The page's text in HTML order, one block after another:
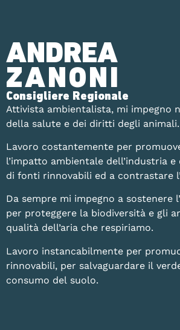
ANDREA
ZANONI
Consigliere Regionale
Attivista ambientalista, mi impegno
della salute e dei diritti degli animali.
Lavoro costantemente per
l’impatto ambientale dell’industria
di fonti rinnovabili ed a contrastare
Da sempre mi impegno a
per proteggere la biodiversità e gli
qualità dell’aria che respiriamo.
Lavoro instancabilmente per
rinnovabili, per salvaguardare il
consumo del suolo.